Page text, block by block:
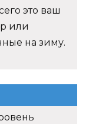
это ваш
или
на зиму.